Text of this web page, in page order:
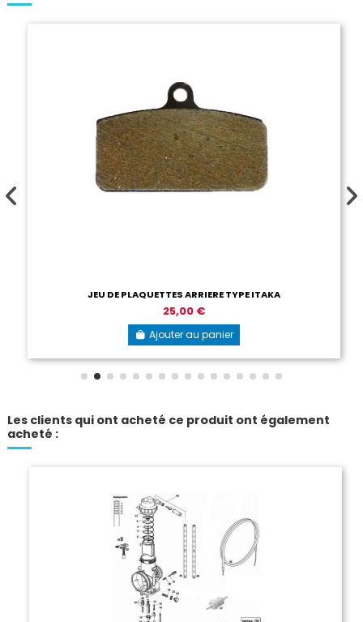
JEU DE PLAQUETTES ARRIERE TYPE ITAKA
25,00 €
Ajouter au panier
Les clients qui ont acheté ce produit ont également
acheté :